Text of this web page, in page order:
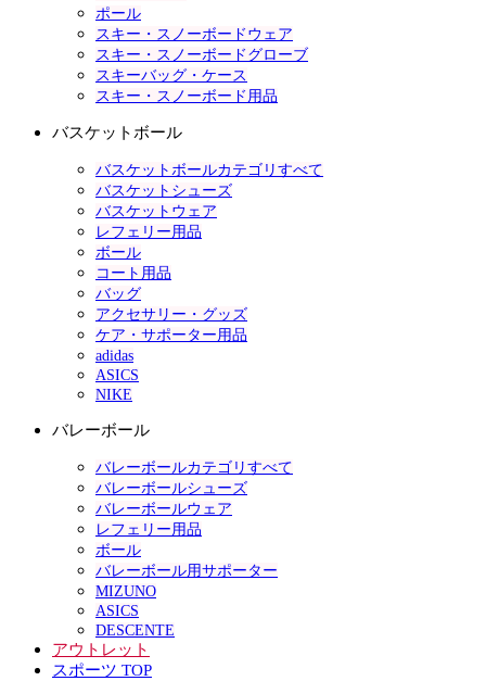
ポール
スキー・スノーボードウェア
スキー・スノーボードグローブ
スキーバッグ・ケース
スキー・スノーボード用品
バスケットボール
バスケットボールカテゴリすべて
バスケットシューズ
バスケットウェア
レフェリー用品
ボール
コート用品
バッグ
アクセサリー・グッズ
ケア・サポーター用品
adidas
ASICS
NIKE
バレーボール
バレーボールカテゴリすべて
バレーボールシューズ
バレーボールウェア
レフェリー用品
ボール
バレーボール用サポーター
MIZUNO
ASICS
DESCENTE
アウトレット
スポーツ TOP